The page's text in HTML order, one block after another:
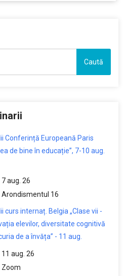
Conferință Europeană Paris
de bine în educație”, 7-10 aug.
7 aug. 26
Arondismentul 16
curs internaț. Belgia „Clase vii -
elevilor, diversitate cognitivă
de a învăța” - 11 aug.
11 aug. 26
Zoom